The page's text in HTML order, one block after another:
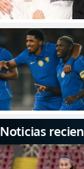
Noticias